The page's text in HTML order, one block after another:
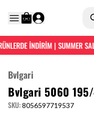
İNDİRİM | SUMMER SALE
Bvlgari
Bvlgari 5060
SKU:8056597719537